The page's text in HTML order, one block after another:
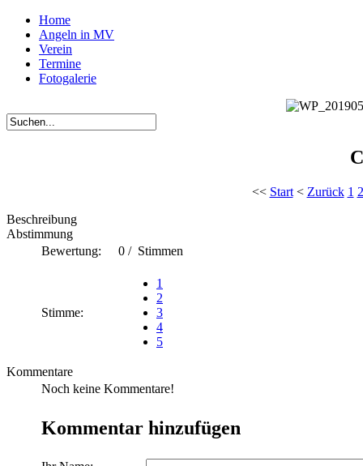
Home
Angeln in MV
Verein
Termine
Fotogalerie
<< Start< Zurück 1 2
Beschreibung
Abstimmung
Bewertung:
0 / Stimmen
Stimme:
1
2
3
4
5
Kommentare
Noch keine Kommentare!
Kommentar hinzufügen